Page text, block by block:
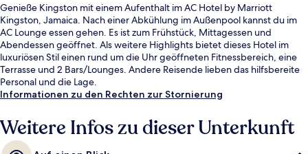
Genieße Kingston mit einem Aufenthalt im AC Hotel by Marriott
Kingston, Jamaica. Nach einer Abkühlung im Außenpool kannst du im
AC Lounge essen gehen. Es ist zum Frühstück, Mittagessen und
Abendessen geöffnet. Als weitere Highlights bietet dieses Hotel im
luxuriösen Stil einen rund um die Uhr geöffneten Fitnessbereich, eine
Terrasse und 2 Bars/Lounges. Andere Reisende lieben das hilfsbereite
Personal und die Lage.
Informationen zu den Rechten zur Stornierung
Weitere Infos zu dieser Unterkunft